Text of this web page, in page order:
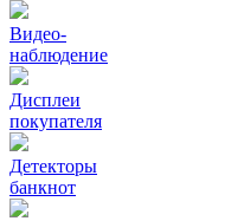
Видео‑
наблюдение
Дисплеи
покупателя
Детекторы
банкнот